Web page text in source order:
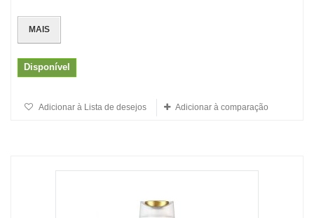
MAIS
Disponível
Adicionar à Lista de desejos Adicionar à comparação